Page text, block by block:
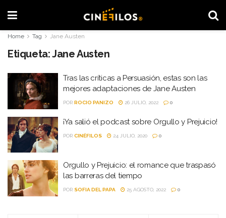
Home Tag Jane Austen
Etiqueta:Jane Austen
Tras las críticas a Persuasión, estas son las
mejores adaptaciones de Jane Austen
POR ROCIO PANIZO 26 JULIO, 2022 0
¡Ya salió el podcast sobre Orgullo y Prejuicio!
POR CINÉFILOS 24 JULIO, 2020 0
Orgullo y Prejuicio: el romance que traspasó
las barreras del tiempo
POR SOFIA DEL PAPA 25 AGOSTO, 2022 0